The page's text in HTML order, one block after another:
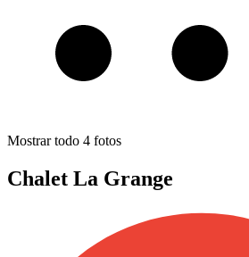
Mostrar todo 4 fotos
Chalet La Grange